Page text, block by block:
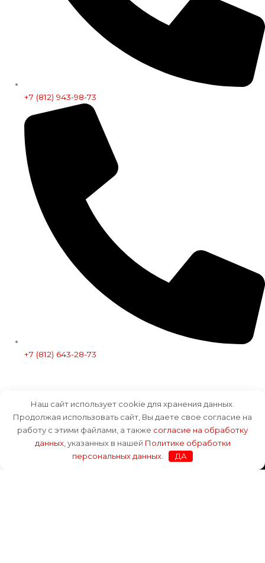
+7 (812) 943-98-73
+7 (812) 643-28-73
Наш сайт использует cookie для хранения данных.
Продолжая использовать сайт, Вы даете свое согласие на
работу с этими файлами, а также согласие на обработку
данных, указанных в нашей Политике обработки
персональных данных. ДА